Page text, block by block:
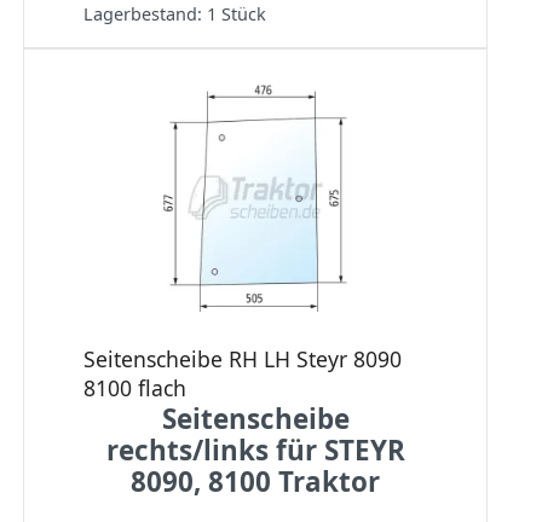
Lagerbestand: 1 Stück
Seitenscheibe RH LH Steyr 8090
8100 flach
Seitenscheibe
rechts/links für STEYR
8090, 8100 Traktor